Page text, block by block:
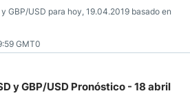
GBP/USD para hoy, 19.04.2019 basado en
GMT0
y GBP/USD Pronóstico - 18 abril